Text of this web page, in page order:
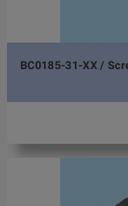
BC0185-31-XX /